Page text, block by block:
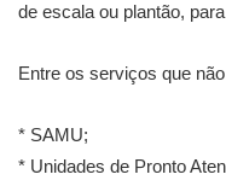
de escala ou plantão,
Entre os serviços que
* SAMU;
* Unidades de Pronto